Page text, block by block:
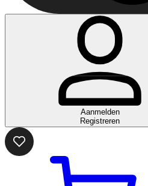
Aanmelden
Registreren